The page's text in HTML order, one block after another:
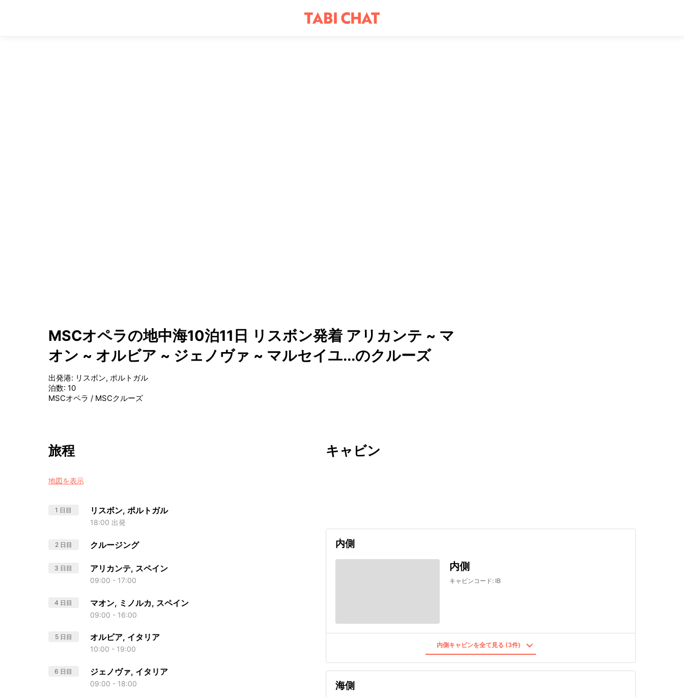
MSCオペラの地中海10泊11日 リスボン発着 アリカンテ ~ マ
オン ~ オルビア ~ ジェノヴァ ~ マルセイユ...のクルーズ
出発港: リスボン, ポルトガル
泊数: 10
MSCオペラ / MSCクルーズ
旅程
地図を表示
1 日目 リスボン, ポルトガル
18:00 出発
2 日目 クルージング
3 日目 アリカンテ, スペイン
09:00 - 17:00
4 日目 マオン, ミノルカ, スペイン
09:00 - 16:00
5 日目 オルビア, イタリア
10:00 - 19:00
6 日目 ジェノヴァ, イタリア
09:00 - 18:00
キャビン
内側
内側
キャビンコード: IB
内側キャビンを全て見る (3件)
海側